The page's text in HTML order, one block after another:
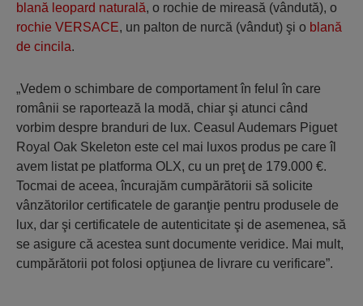
blană leopard naturală, o rochie de mireasă (vândută), o
rochie VERSACE, un palton de nurcă (vândut) şi o blană
de cincila.
„Vedem o schimbare de comportament în felul în care
românii se raportează la modă, chiar şi atunci când
vorbim despre branduri de lux. Ceasul Audemars Piguet
Royal Oak Skeleton este cel mai luxos produs pe care îl
avem listat pe platforma OLX, cu un preţ de 179.000 €.
Tocmai de aceea, încurajăm cumpărătorii să solicite
vânzătorilor certificatele de garanţie pentru produsele de
lux, dar şi certificatele de autenticitate şi de asemenea, să
se asigure că acestea sunt documente veridice. Mai mult,
cumpărătorii pot folosi opţiunea de livrare cu verificare”.